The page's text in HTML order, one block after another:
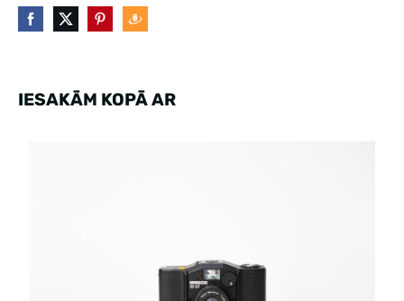
IESAKĀM KOPĀ AR